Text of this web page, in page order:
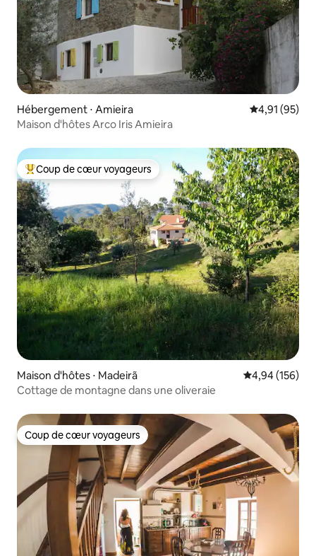
Hébergement ⋅ Amieira Évaluation
4,91 (95)
Maison d'hôtes Arco Iris Amieira
Coups de cœur voyageurs les plus appréciés
Coup de cœur voyageurs
Maison d'hôtes ⋅ Madeirã Évaluation
4,94 (156)
Cottage de montagne dans une oliveraie
Coup de cœur voyageurs
Coup de cœur voyageurs